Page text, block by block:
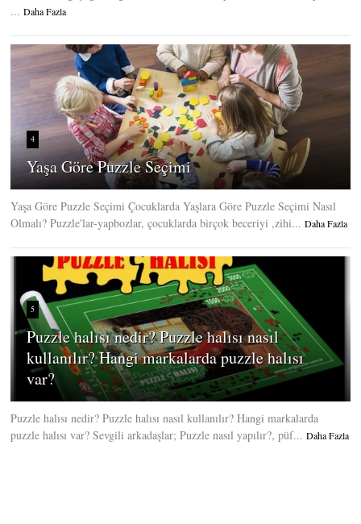
... Daha Fazla
4
Yaşa Göre Puzzle Seçimi
Yaşa Göre Puzzle Seçimi Çocuklarda Yaşlara Göre Puzzle Seçimi Nasıl
Olmalı? Puzzle'lar-yapbozlar, çocuklarda birçok beceriyi ,zihi... Daha Fazla
5
Puzzle halısı nedir? Puzzle halısı nasıl
kullanılır? Hangi markalarda puzzle halısı
var?
Puzzle halısı nedir? Puzzle halısı nasıl kullanılır? Hangi markalarda
puzzle halısı var? Sevgili arkadaşlar; Puzzle nasıl yapılır?, püf... Daha Fazla